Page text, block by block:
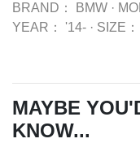
BRAND：
BMW ·
YEAR：
'14- · SIZE：
MAYBE
KNOW...